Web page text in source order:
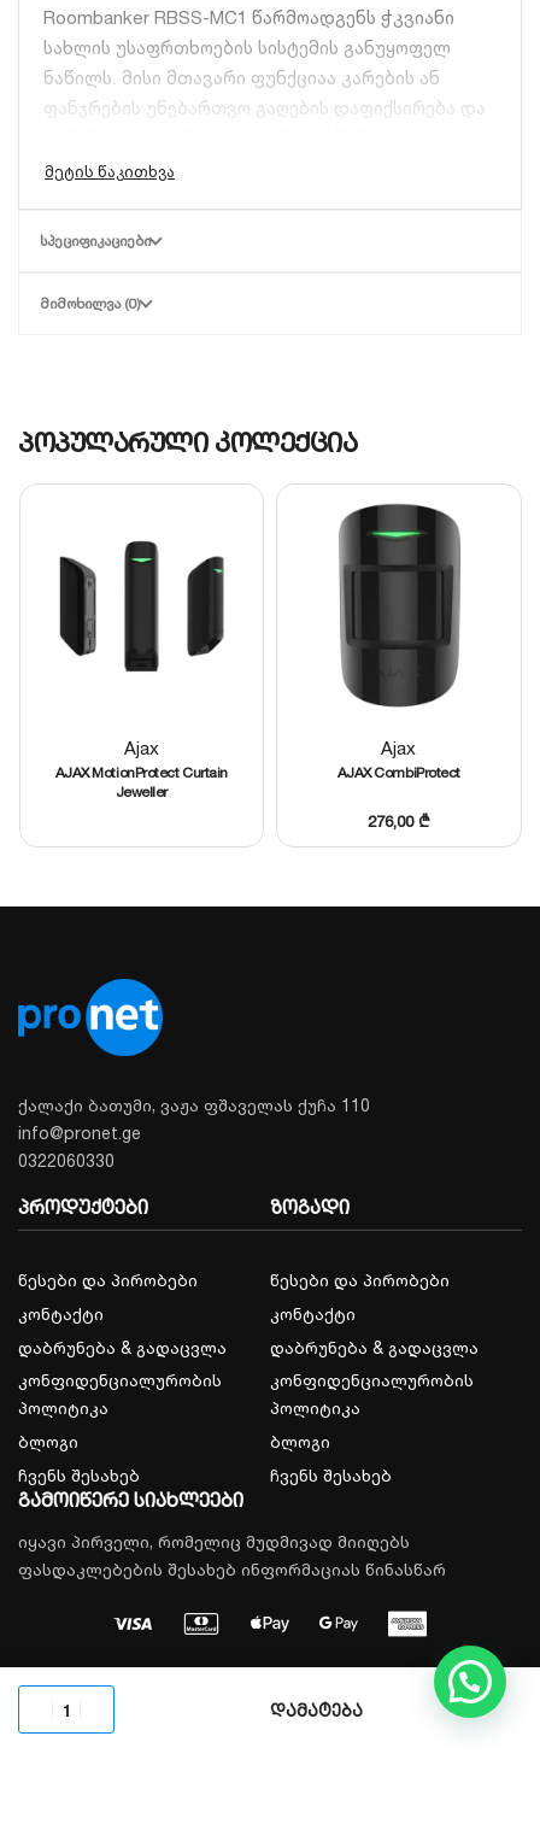
Roombanker RBSS-MC1 წარმოადგენს ჭკვიანი
სახლის უსაფრთხოების სისტემის განუყოფელ
ნაწილს. მისი მთავარი ფუნქციაა კარების ან
ფანჯრების უნებართვო გაღების დაფიქსირება და
მაღალი მგრძნობელობა:
დარღვევაზე, რაც გამორიცხავს დაგვიანებულ
მუშაობას დამატებითი ხარჯების გარეშე.
დახვეწილი დიზაინი:
კომპაქტური და თეთრი
კორპუსი იდეალურად ერგება ნებისმიერი
ტიპის ინტერიერს, იქნება ეს ოფისი თუ
საცხოვრებელი ბინა.
დაცულია დაშიფვრის თანამედროვე
პროტოკოლებით, რაც ხელს უშლის სისტემაში
მსგავსი პროდუქციის შერჩევა
ᲡᲞᲔᲪᲘᲤᲘᲙᲐᲪᲘᲔᲑᲘ
ᲛᲘᲛᲝᲮᲘᲚᲕᲐ (0)
პოპულარული კოლექცია
Ajax
AJAX MotionProtect Curtain
Jeweller
Ajax
AJAX CombiProtect
276,00₾
ქალაქი ბათუმი, ვაჟა ფშაველას ქუჩა 110
info@pronet.ge
0322060330
პროდუქტები
წესები და პირობები
კონტაქტი
დაბრუნება & გადაცვლა
კონფიდენციალურობის
პოლიტიკა
ბლოგი
ჩვენს შესახებ
ზოგადი
წესები და პირობები
კონტაქტი
დაბრუნება & გადაცვლა
კონფიდენციალურობის
პოლიტიკა
ბლოგი
ჩვენს შესახებ
გამოიწერე სიახლეები
იყავი პირველი, რომელიც მუდმივად მიიღებს
ფასდაკლებების შესახებ ინფორმაციას წინასწარ
დამატება